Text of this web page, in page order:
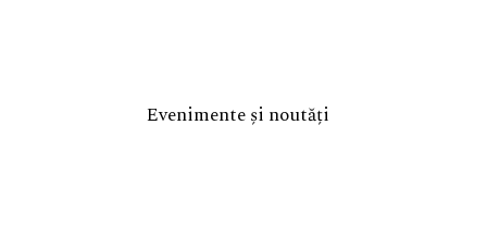
Evenimente și noutăți